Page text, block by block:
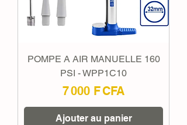
POMPE A AIR MANUELLE 160
PSI - WPP1C10
Prix
7 000 F CFA
Ajouter au panier